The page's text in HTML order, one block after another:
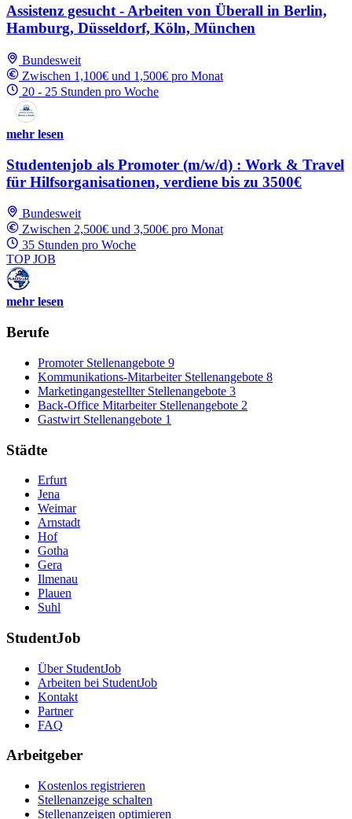
Assistenz gesucht - Arbeiten von Überall in Berlin,
Hamburg, Düsseldorf, Köln, München
Bundesweit
Zwischen 1,100€ und 1,500€ pro Monat
20 - 25 Stunden pro Woche
mehr lesen
Studentenjob als Promoter (m/w/d) : Work & Travel
für Hilfsorganisationen, verdiene bis zu 3500€
Bundesweit
Zwischen 2,500€ und 3,500€ pro Monat
35 Stunden pro Woche
TOP JOB
mehr lesen
Berufe
Promoter Stellenangebote 9
Kommunikations-Mitarbeiter Stellenangebote 8
Marketingangestellter Stellenangebote 3
Back-Office Mitarbeiter Stellenangebote 2
Gastwirt Stellenangebote 1
Städte
Erfurt
Jena
Weimar
Arnstadt
Hof
Gotha
Gera
Ilmenau
Plauen
Suhl
StudentJob
Über StudentJob
Arbeiten bei StudentJob
Kontakt
Partner
FAQ
Arbeitgeber
Kostenlos registrieren
Stellenanzeige schalten
Stellenanzeigen optimieren